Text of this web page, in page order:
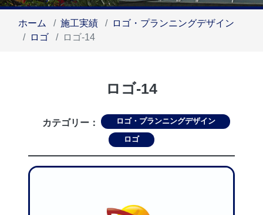
ホーム 施工実績
ロゴ・プランニングデザイン
ロゴ
ロゴ-14
ロゴ-14
カテゴリー： ロゴ・プランニングデザイン
ロゴ